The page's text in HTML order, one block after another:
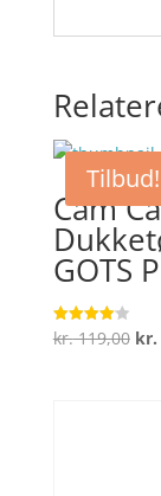
Tilbud!
Cam
GOTS
Vurderet
4.1
kr.119,00 kr.